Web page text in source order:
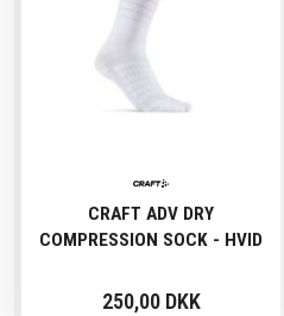
CRAFT ADV DRY
COMPRESSION SOCK - HVID
250,00 DKK